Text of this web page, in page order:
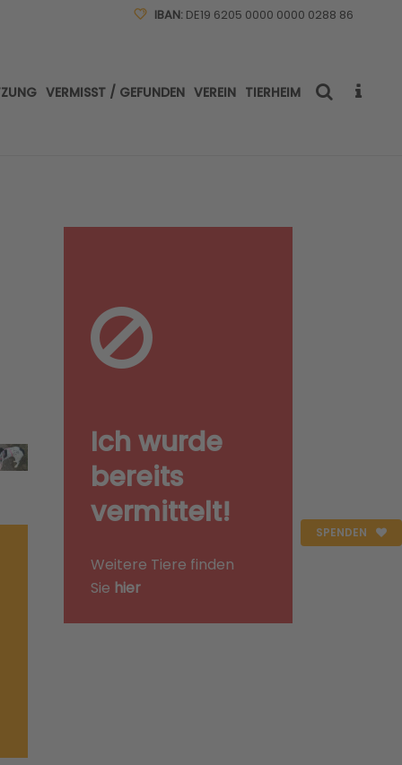
IBAN: DE19 6205 0000 0000 0288 86
VERMISST / GEFUNDEN VEREIN TIERHEIM
SPENDEN
Ich wurde
bereits
vermittelt!
Weitere Tiere finden
Sie hier